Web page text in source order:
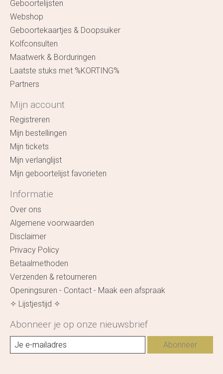
Geboortelijsten
Webshop
Geboortekaartjes & Doopsuiker
Kolfconsulten
Maatwerk & Borduringen
Laatste stuks met %KORTING%
Partners
Mijn account
Registreren
Mijn bestellingen
Mijn tickets
Mijn verlanglijst
Mijn geboortelijst favorieten
Informatie
Over ons
Algemene voorwaarden
Disclaimer
Privacy Policy
Betaalmethoden
Verzenden & retourneren
Openingsuren - Contact - Maak een afspraak
✧ Lijstjestijd ✧
Abonneer je op onze nieuwsbrief
Abonneer